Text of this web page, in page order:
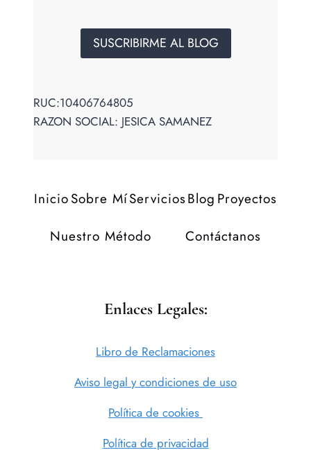
SUSCRIBIRME AL BLOG
RUC:10406764805
RAZON SOCIAL: JESICA SAMANEZ
InicioSobre MíServiciosBlog Proyectos
Nuestro Método
Contáctanos
Enlaces Legales:
Libro de Reclamaciones
Aviso legal y condiciones de uso
Política de cookies
Política de privacidad